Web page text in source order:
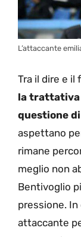
L’attaccante
Tra il dire e il
la trattativa
questione
aspettano
rimane
meglio non
Bentivoglio
pressione.
attaccante